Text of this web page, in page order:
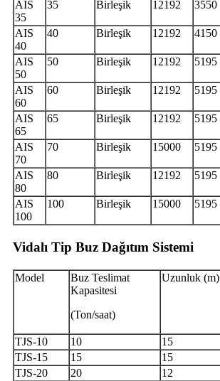
AIS
35
35 Birleşik 12192 3550
AIS
40
40 Birleşik 12192 4150
AIS
50
50 Birleşik 12192 5195
AIS
60
60 Birleşik 12192 5195
AIS
65
65 Birleşik 12192 5195
AIS
70
70 Birleşik 15000 5195
AIS
80
80 Birleşik 12192 5195
AIS
100
100 Birleşik 15000 5195
Vidalı Tip Buz Dağıtım Sistemi
Model
Buz Teslimat
Kapasitesi
(Ton/saat)
Uzunluk (m)
TJS-10 10 15
TJS-15
15 15
TJS-20
20 12